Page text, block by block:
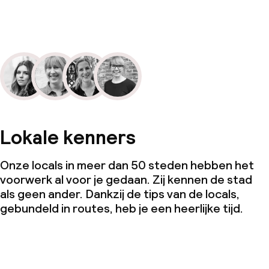
Lokale kenners
Onze locals in meer dan 50 steden hebben het
voorwerk al voor je gedaan. Zij kennen de stad
als geen ander. Dankzij de tips van de locals,
gebundeld in routes, heb je een heerlijke tijd.